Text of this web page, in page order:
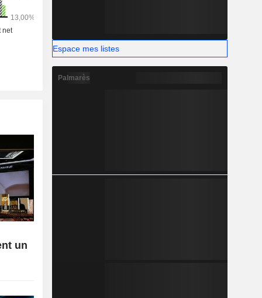
:
du
Asie-
et
un
Espace mes listes
Palmarès